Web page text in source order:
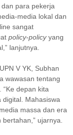
para pekerja
media lokal dan
sangat
policy-policyyang
lanjutnya.
V YK, Subhan
wawasan tentang
depan kita
Mahasiswa
massa dan era
ujarnya.